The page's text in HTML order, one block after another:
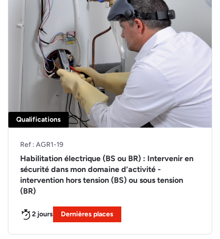
Ref : AGR1-19
Habilitation électrique (BS ou BR) : Intervenir en
sécurité dans mon domaine d’activité -
intervention hors tension (BS) ou sous tension
(BR)
2 jours Dernières places
Qualifications